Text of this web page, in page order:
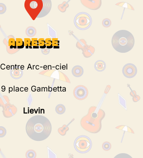
ADRESSE
Centre Arc-en-ciel
9 place Gambetta
Lievin